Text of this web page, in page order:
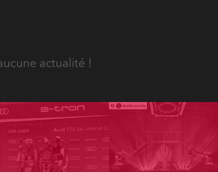
actualité !